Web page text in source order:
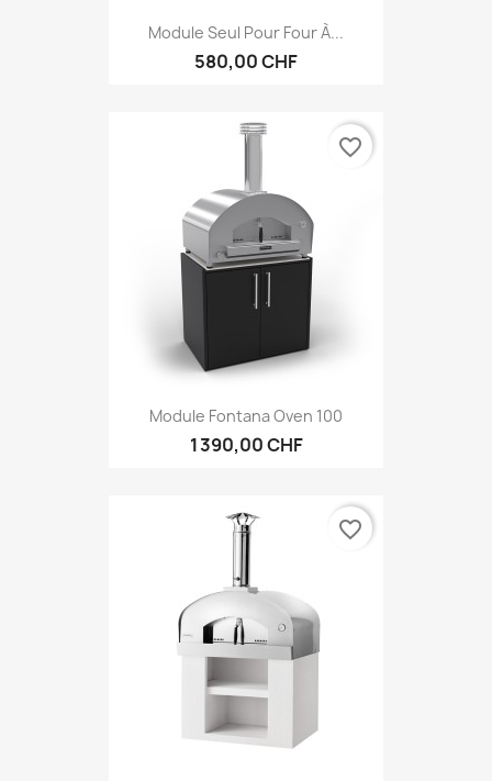
Module Seul Pour Four À...
580,00 CHF
Module Fontana Oven 100
1 390,00 CHF
favorite_border
favorite_border